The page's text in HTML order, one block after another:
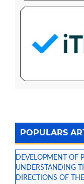
POPULARS
DEVELOPMENT OF
UNDERSTANDING
DIRECTIONS OF